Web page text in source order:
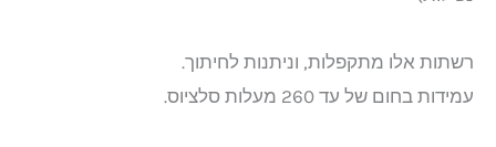
רשתות אלו מתקפלות, וניתנות לחיתוך.
עמידות בחום של עד 260 מעלות סלציוס.